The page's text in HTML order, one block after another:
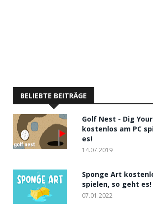
BELIEBTE BEITRÄGE
Golf Nest - Dig
kostenlos am PC
es!
14.07.2019
Sponge Art
spielen, so geht es!
07.01.2022